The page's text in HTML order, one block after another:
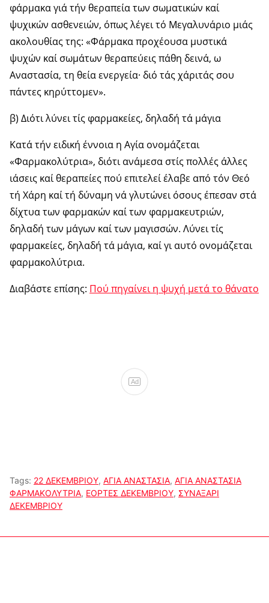
φάρμακα γιά τήν θεραπεία των σωματικών καί
ψυχικών ασθενειών, όπως λέγει τό Μεγαλυνάριο μιάς
ακολουθίας της: «Φάρμακα προχέουσα μυστικά
ψυχών καί σωμάτων θεραπεύεις πάθη δεινά, ω
Αναστασία, τη θεία ενεργεία· διό τάς χάριτάς σου
πάντες κηρύττομεν».
β) Διότι λύνει τίς φαρμακείες, δηλαδή τά μάγια
Κατά τήν ειδική έννοια η Αγία ονομάζεται
«Φαρμακολύτρια», διότι ανάμεσα στίς πολλές άλλες
ιάσεις καί θεραπείες πού επιτελεί έλαβε από τόν Θεό
τή Χάρη καί τή δύναμη νά γλυτώνει όσους έπεσαν στά
δίχτυα των φαρμακών καί των φαρμακευτριών,
δηλαδή των μάγων καί των μαγισσών. Λύνει τίς
φαρμακείες, δηλαδή τά μάγια, καί γι αυτό ονομάζεται
φαρμακολύτρια.
Διαβάστε επίσης: Πού πηγαίνει η ψυχή μετά το θάνατο
Ad
Tags: 22 ΔΕΚΕΜΒΡΙΟΥ, ΑΓΙΑ ΑΝΑΣΤΑΣΙΑ, ΑΓΙΑ ΑΝΑΣΤΑΣΙΑ
ΦΑΡΜΑΚΟΛΥΤΡΙΑ, ΕΟΡΤΕΣ ΔΕΚΕΜΒΡΙΟΥ, ΣΥΝΑΞΑΡΙ
ΔΕΚΕΜΒΡΙΟΥ